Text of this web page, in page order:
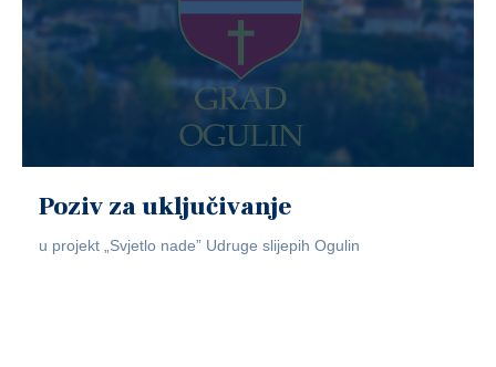
Poziv za uključivanje
u projekt „Svjetlo nade” Udruge slijepih Ogulin